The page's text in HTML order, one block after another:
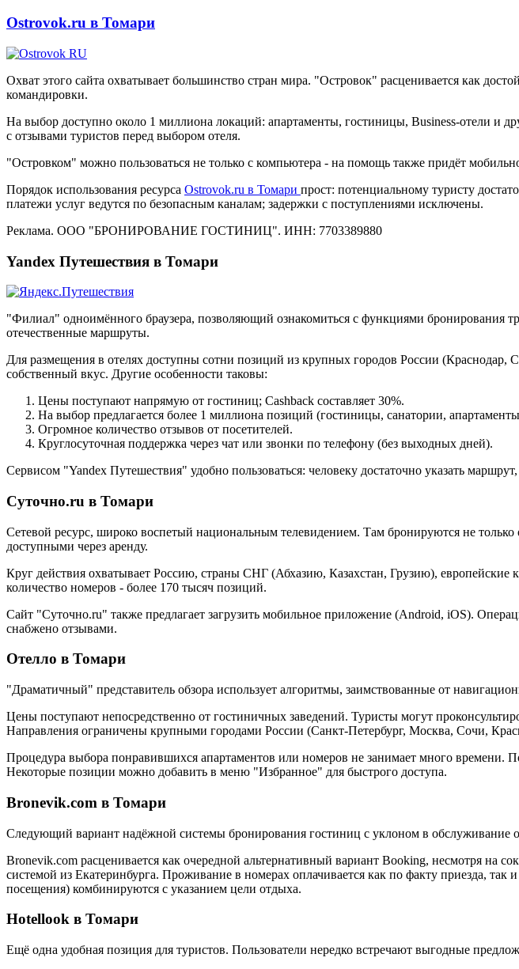
Ostrovok.ru в Томари
Охват этого сайта охватывает большинство стран мира. "Островок" расценивается как
командировки.
На выбор доступно около 1 миллиона локаций: апартаменты, гостиницы, Business-отели и
с отзывами туристов перед выбором отеля.
"Островком" можно пользоваться не только с компьютера - на помощь также придёт
Порядок использования ресурса Ostrovok.ru в Томари прост: потенциальному туристу
платежи услуг ведутся по безопасным каналам; задержки с поступлениями исключены.
Реклама. ООО "БРОНИРОВАНИЕ ГОСТИНИЦ". ИНН: 7703389880
Yandex Путешествия в Томари
"Филиал" одноимённого браузера, позволяющий ознакомиться с функциями бронирования
отечественные маршруты.
Для размещения в отелях доступны сотни позиций из крупных городов России
собственный вкус. Другие особенности таковы:
Цены поступают напрямую от гостиниц; Cashback составляет 30%.
На выбор предлагается более 1 миллиона позиций (гостиницы, санатории,
Огромное количество отзывов от посетителей.
Круглосуточная поддержка через чат или звонки по телефону (без выходных дней).
Сервисом "Yandex Путешествия" удобно пользоваться: человеку достаточно указать
Суточно.ru в Томари
Сетевой ресурс, широко воспетый национальным телевидением. Там бронируются не
доступными через аренду.
Круг действия охватывает Россию, страны СНГ (Абхазию, Казахстан, Грузию),
количество номеров - более 170 тысяч позиций.
Сайт "Суточно.ru" также предлагает загрузить мобильное приложение (Android, iOS).
снабжено отзывами.
Отелло в Томари
"Драматичный" представитель обзора использует алгоритмы, заимствованные от
Цены поступают непосредственно от гостиничных заведений. Туристы могут
Направления ограничены крупными городами России (Санкт-Петербург, Москва, Сочи,
Процедура выбора понравившихся апартаментов или номеров не занимает много времени.
Некоторые позиции можно добавить в меню "Избранное" для быстрого доступа.
Bronevik.com в Томари
Следующий вариант надёжной системы бронирования гостиниц с уклоном в обслуживание
Bronevik.com расценивается как очередной альтернативный вариант Booking, несмотря на
системой из Екатеринбурга. Проживание в номерах оплачивается как по факту приезда,
посещения) комбинируются с указанием цели отдыха.
Hotellook в Томари
Ещё одна удобная позиция для туристов. Пользователи нередко встречают выгодные